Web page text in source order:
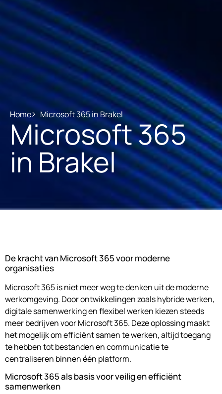
Home Microsoft 365 in Brakel
Microsoft 365
in Brakel
De kracht van Microsoft 365 voor moderne
organisaties
Microsoft 365 is niet meer weg te denken uit de moderne
werkomgeving. Door ontwikkelingen zoals hybride werken,
digitale samenwerking en flexibel werken kiezen steeds
meer bedrijven voor Microsoft 365. Deze oplossing maakt
het mogelijk om efficiënt samen te werken, altijd toegang
te hebben tot bestanden en communicatie te
centraliseren binnen één platform.
Microsoft 365 als basis voor veilig en efficiënt
samenwerken